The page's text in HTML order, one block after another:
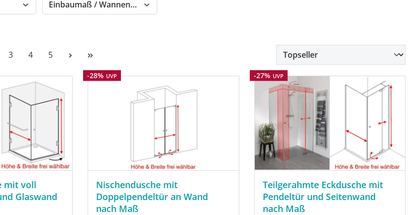
Einbaumaß / Wannenmaß
Seite
3 Seite
4 Seite
5
mit voll
Glaswand
Rabatt
-28% UVP
Nischendusche mit
Doppelpendeltür an Wand
nach Maß
Rabatt
-27% UVP
Teilgerahmte Eckdusche mit
Pendeltür und Seitenwand
nach Maß